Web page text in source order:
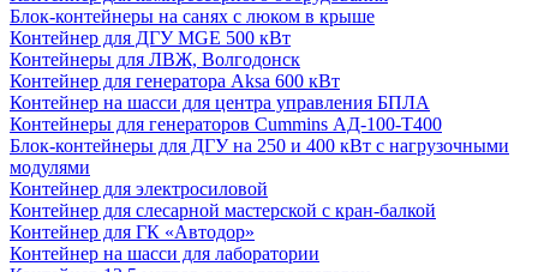
Блок-контейнеры на санях с люком в крыше
Контейнер для ДГУ MGE 500 кВт
Контейнеры для ЛВЖ, Волгодонск
Контейнер для генератора Aksa 600 кВт
Контейнер на шасси для центра управления БПЛА
Контейнеры для генераторов Cummins АД-100-Т400
Блок-контейнеры для ДГУ на 250 и 400 кВт с нагрузочными
модулями
Контейнер для электросиловой
Контейнер для слесарной мастерской с кран-балкой
Контейнер для ГК «Автодор»
Контейнер на шасси для лаборатории